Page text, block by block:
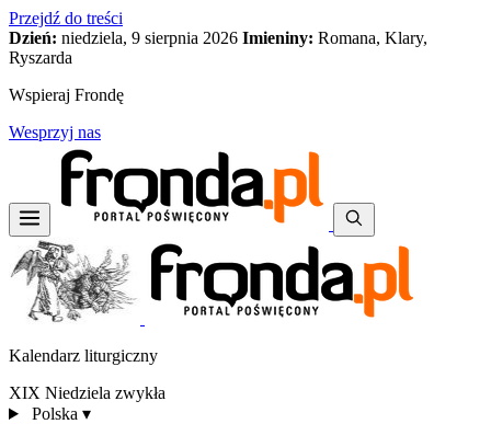
Przejdź do treści
Dzień: niedziela, 9 sierpnia 2026 Imieniny: Romana, Klary,
Ryszarda
Wspieraj Frondę
Wesprzyj nas
Kalendarz liturgiczny
XIX Niedziela zwykła
Polska ▾